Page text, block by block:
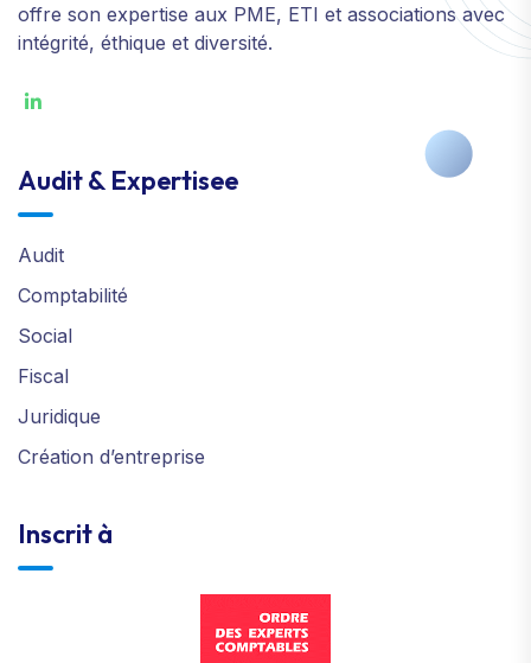
offre son expertise aux PME, ETI et associations avec
intégrité, éthique et diversité.
Audit & Expertisee
Audit
Comptabilité
Social
Fiscal
Juridique
Création d’entreprise
Inscrit à